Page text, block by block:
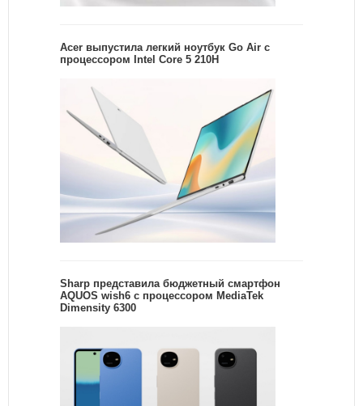
Acer выпустила легкий ноутбук Go Air c
процессором Intel Core 5 210H
Sharp представила бюджетный смартфон
AQUOS wish6 с процессором MediaTek
Dimensity 6300